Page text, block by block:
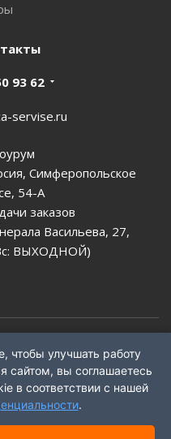
93 62
servise.ru
Симферопольское
54-А
заказов
Васильева, 27,
ВЫХОДНОЙ)
Сервис"
чтобы улучшать работу
сайтом, вы соглашаетесь
в соответствии с нашей
.